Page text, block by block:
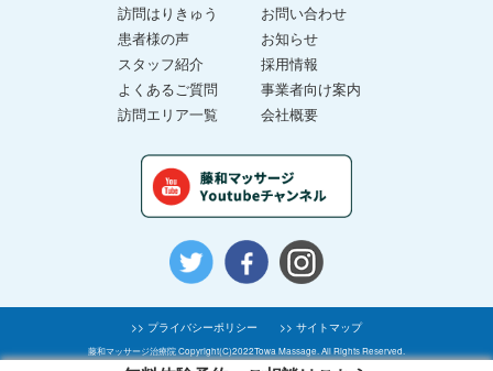
訪問はりきゅう
患者様の声
スタッフ紹介
よくあるご質問
訪問エリア一覧
お問い合わせ
お知らせ
採用情報
事業者向け案内
会社概要
>> プライバシーポリシー >> サイトマップ
藤和マッサージ治療院 Copyright(C)2022Towa Massage. All Rights Reserved.